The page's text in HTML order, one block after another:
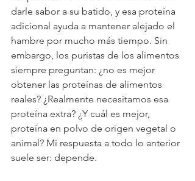
darle sabor a su batido, y esa proteína
adicional ayuda a mantener alejado el
hambre por mucho más tiempo. Sin
embargo, los puristas de los alimentos
siempre preguntan: ¿no es mejor
obtener las proteínas de alimentos
reales? ¿Realmente necesitamos esa
proteína extra? ¿Y cuál es mejor,
proteína en polvo de origen vegetal o
animal? Mi respuesta a todo lo anterior
suele ser: depende.